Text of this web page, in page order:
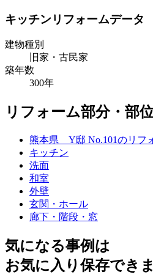
キッチンリフォームデータ
建物種別
旧家・古民家
築年数
300年
リフォーム部分・部
熊本県 Y邸 No.101のリフ
キッチン
洗面
和室
外壁
玄関・ホール
廊下・階段・窓
気になる事例は
お気に入り保存でき